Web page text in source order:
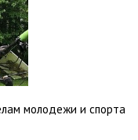
молодежи и спорта